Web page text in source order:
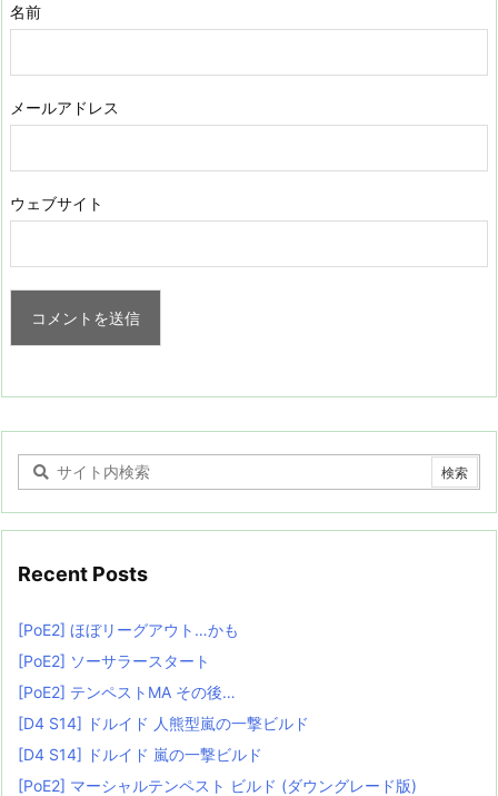
名前
メールアドレス
ウェブサイト
Recent Posts
[PoE2] ほぼリーグアウト…かも
[PoE2] ソーサラースタート
[PoE2] テンペストMA その後…
[D4 S14] ドルイド 人熊型嵐の一撃ビルド
[D4 S14] ドルイド 嵐の一撃ビルド
[PoE2] マーシャルテンペスト ビルド (ダウングレード版)